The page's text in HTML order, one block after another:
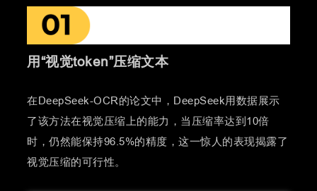
用“视觉token”压缩文本
在DeepSeek-OCR的论文中，DeepSeek用数据展示
了该方法在视觉压缩上的能力，当压缩率达到10倍
时，仍然能保持96.5%的精度，这一惊人的表现揭露了
视觉压缩的可行性。